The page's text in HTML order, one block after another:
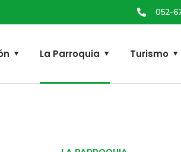
052-
La Parroquia Turismo